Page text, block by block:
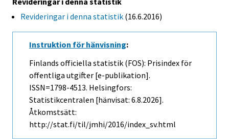
Revideringar i denna statistik (16.6.2016)
Instruktion för hänvisning:
Finlands officiella statistik (FOS): Prisindex för
offentliga utgifter [e-publikation].
ISSN=1798-4513. Helsingfors:
Statistikcentralen [hänvisat: 6.8.2026].
Åtkomstsätt:
http://stat.fi/til/jmhi/2016/index_sv.html